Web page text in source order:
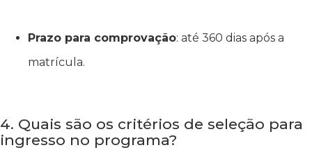
Prazo para comprovação: até 360 dias após a
matrícula.
4. Quais são os critérios de seleção para
ingresso no programa?